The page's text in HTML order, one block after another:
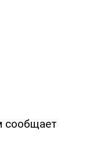
сообщает